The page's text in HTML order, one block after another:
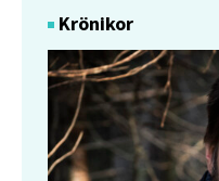
Krönikor